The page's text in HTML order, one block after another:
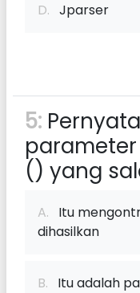
D. Jparser
5:
() yang
A. Itu
dihasilkan
B. Itu adalah